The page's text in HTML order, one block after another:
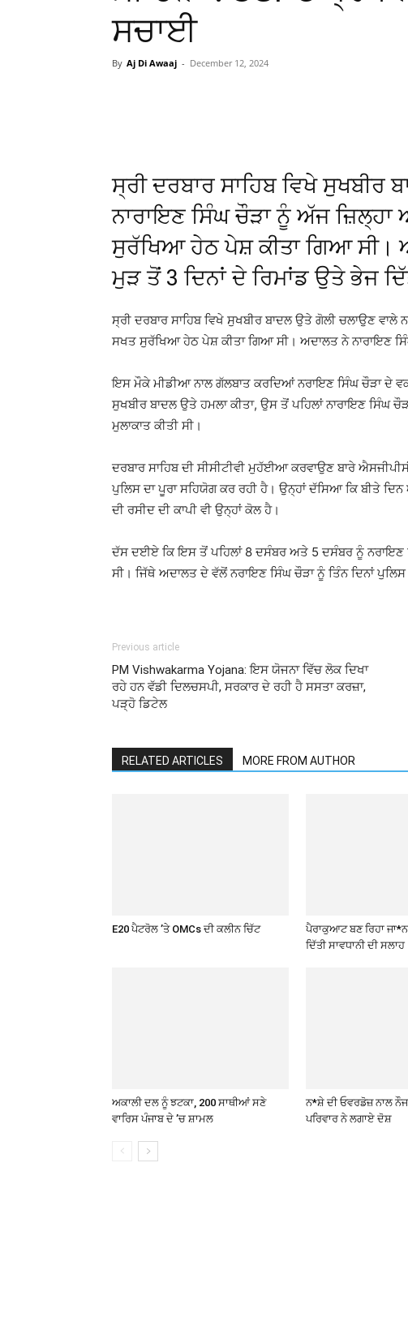
ਸਚਾਈ
By Aj Di Awaaj - December 12, 2024
ਸ੍ਰੀ ਦਰਬਾਰ ਸਾਹਿਬ ਵਿਖੇ ਸੁਖਬੀਰ
ਨਾਰਾਇਣ ਸਿੰਘ ਚੌੜਾ ਨੂੰ ਅੱਜ
ਸੁਰੱਖਿਆ ਹੇਠ ਪੇਸ਼ ਕੀਤਾ ਗਿਆ ਸੀ।
ਮੁੜ ਤੋਂ 3 ਦਿਨਾਂ ਦੇ ਰਿਮਾਂਡ ਉਤੇ ਭੇਜ
ਸ੍ਰੀ ਦਰਬਾਰ ਸਾਹਿਬ ਵਿਖੇ ਸੁਖਬੀਰ ਬਾਦਲ ਉਤੇ ਗੋਲੀ ਚਲਾਉਣ
ਸਖਤ ਸੁਰੱਖਿਆ ਹੇਠ ਪੇਸ਼ ਕੀਤਾ ਗਿਆ ਸੀ। ਅਦਾਲਤ ਨੇ ਨਾਰਾਇਣ
ਇਸ ਮੌਕੇ ਮੀਡੀਆ ਨਾਲ ਗੱਲਬਾਤ ਕਰਦਿਆਂ ਨਰਾਇਣ ਸਿੰਘ ਚੌੜਾ ਦੇ
ਸੁਖਬੀਰ ਬਾਦਲ ਉਤੇ ਹਮਲਾ ਕੀਤਾ, ਉਸ ਤੋਂ ਪਹਿਲਾਂ ਨਾਰਾਇਣ ਸਿੰਘ
ਮੁਲਾਕਾਤ ਕੀਤੀ ਸੀ।
ਦਰਬਾਰ ਸਾਹਿਬ ਦੀ ਸੀਸੀਟੀਵੀ ਮੁਹੱਈਆ ਕਰਵਾਉਣ ਬਾਰੇ
ਪੁਲਿਸ ਦਾ ਪੂਰਾ ਸਹਿਯੋਗ ਕਰ ਰਹੀ ਹੈ। ਉਨ੍ਹਾਂ ਦੱਸਿਆ ਕਿ ਬੀਤੇ
ਦੀ ਰਸੀਦ ਦੀ ਕਾਪੀ ਵੀ ਉਨ੍ਹਾਂ ਕੋਲ ਹੈ।
ਦੱਸ ਦਈਏ ਕਿ ਇਸ ਤੋਂ ਪਹਿਲਾਂ 8 ਦਸੰਬਰ ਅਤੇ 5 ਦਸੰਬਰ ਨੂੰ ਨਰਾਇਣ
ਸੀ। ਜਿੱਥੇ ਅਦਾਲਤ ਦੇ ਵੱਲੋਂ ਨਰਾਇਣ ਸਿੰਘ ਚੌੜਾ ਨੂੰ ਤਿੰਨ ਦਿਨਾਂ
Previous article
PM Vishwakarma Yojana: ਇਸ ਯੋਜਨਾ ਵਿੱਚ ਲੋਕ ਦਿਖਾ
ਰਹੇ ਹਨ ਵੱਡੀ ਦਿਲਚਸਪੀ, ਸਰਕਾਰ ਦੇ ਰਹੀ ਹੈ ਸਸਤਾ ਕਰਜ਼ਾ,
ਪੜ੍ਹੋ ਡਿਟੇਲ
RELATED ARTICLES MORE FROM AUTHOR
E20 ਪੈਟਰੋਲ ’ਤੇ OMCs ਦੀ ਕਲੀਨ ਚਿੱਟ
ਪੈਰਾਕੁਆਟ ਬਣ ਰਿਹਾ
ਦਿੱਤੀ ਸਾਵਧਾਨੀ ਦੀ ਸਲਾਹ
ਅਕਾਲੀ ਦਲ ਨੂੰ ਝਟਕਾ, 200 ਸਾਥੀਆਂ ਸਣੇ
ਵਾਰਿਸ ਪੰਜਾਬ ਦੇ ’ਚ ਸ਼ਾਮਲ
ਨ*ਸ਼ੇ ਦੀ ਓਵਰਡੋਜ਼ ਨਾਲ
ਪਰਿਵਾਰ ਨੇ ਲਗਾਏ ਦੋਸ਼